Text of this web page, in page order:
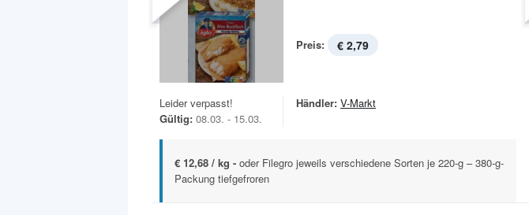
Preis: € 2,79
Leider verpasst!
Gültig: 08.03. - 15.03.
Händler: V-Markt
€ 12,68 / kg - oder Filegro jeweils verschiedene Sorten je 220-g – 380-g-
Packung tiefgefroren